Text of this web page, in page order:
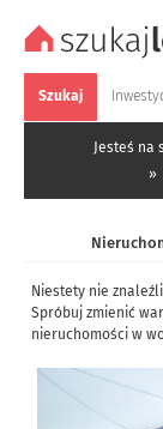
Szukaj
Jesteś na
»
Niestety nie
Spróbuj zmienić
nieruchomości w